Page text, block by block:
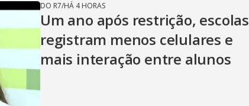
DO R7/HÁ 4 HORAS
Um ano após restrição, escolas
registram menos celulares e
mais interação entre alunos